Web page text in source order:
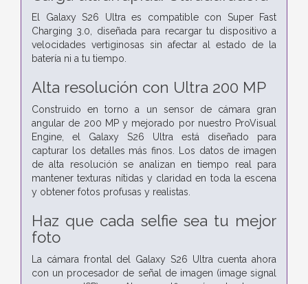
El Galaxy S26 Ultra es compatible con Super Fast
Charging 3.0, diseñada para recargar tu dispositivo a
velocidades vertiginosas sin afectar al estado de la
batería ni a tu tiempo.
Alta resolución con Ultra 200 MP
Construido en torno a un sensor de cámara gran
angular de 200 MP y mejorado por nuestro ProVisual
Engine, el Galaxy S26 Ultra está diseñado para
capturar los detalles más finos. Los datos de imagen
de alta resolución se analizan en tiempo real para
mantener texturas nítidas y claridad en toda la escena
y obtener fotos profusas y realistas.
Haz que cada selfie sea tu mejor
foto
La cámara frontal del Galaxy S26 Ultra cuenta ahora
con un procesador de señal de imagen (image signal